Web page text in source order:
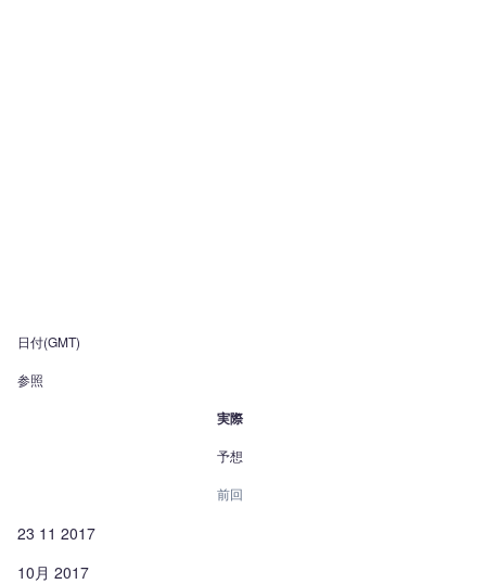
日付(GMT)
参照
実際
予想
前回
23 11 2017
10月 2017